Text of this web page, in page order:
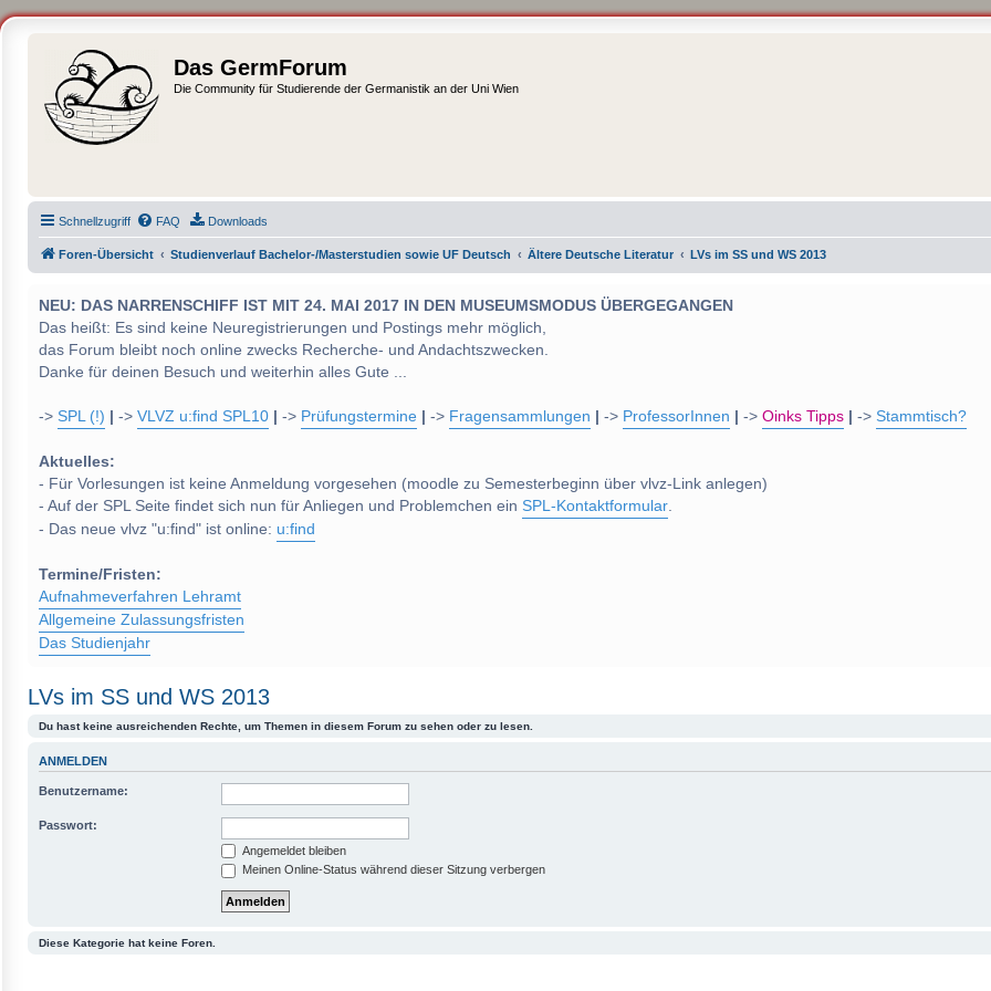
Das GermForum
Die Community für Studierende der Germanistik an der Uni Wien
Schnellzugriff FAQ Downloads
Foren-Übersicht Studienverlauf Bachelor-/Masterstudien sowie UF Deutsch Ältere Deutsche Literatur LVs im SS und WS 2013
NEU: DAS NARRENSCHIFF IST MIT 24. MAI 2017 IN DEN MUSEUMSMODUS ÜBERGEGANGEN
Das heißt: Es sind keine Neuregistrierungen und Postings mehr möglich,
das Forum bleibt noch online zwecks Recherche- und Andachtszwecken.
Danke für deinen Besuch und weiterhin alles Gute ...
-> SPL (!) -> VLVZ u:find SPL10 -> Prüfungstermine -> Fragensammlungen -> ProfessorInnen -> Oinks Tipps -> Stammtisch?
Aktuelles:
- Für Vorlesungen ist keine Anmeldung vorgesehen (moodle zu Semesterbeginn über vlvz-Link anlegen)
- Auf der SPL Seite findet sich nun für Anliegen und Problemchen ein SPL-Kontaktformular.
- Das neue vlvz "u:find" ist online: u:find
Termine/Fristen:
Aufnahmeverfahren Lehramt
Allgemeine Zulassungsfristen
Das Studienjahr
LVs im SS und WS 2013
Du hast keine ausreichenden Rechte, um Themen in diesem Forum zu sehen oder zu lesen.
ANMELDEN
Benutzername:
Passwort:
Angemeldet bleiben
Meinen Online-Status während dieser Sitzung verbergen
Diese Kategorie hat keine Foren.